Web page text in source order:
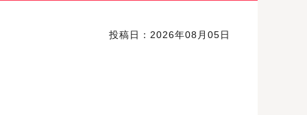
投稿日：2026年08月05日